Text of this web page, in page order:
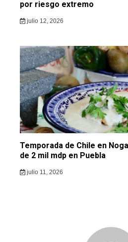
por riesgo extremo
julio 12, 2026
Temporada de Chile en
de 2 mil mdp en Puebla
julio 11, 2026